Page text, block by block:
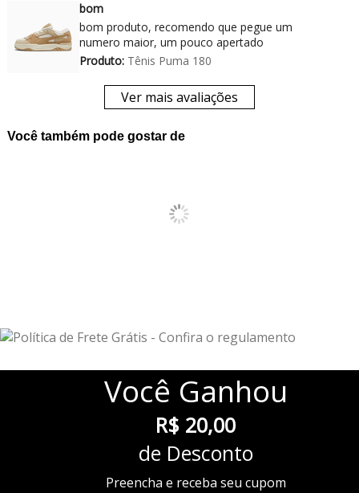
bom
bom produto, recomendo que pegue um
numero maior, um pouco apertado
Produto:Tênis Puma 180
Ver mais avaliações
Você também pode gostar de
Você Ganhou
R$ 20,00
de Desconto
Preencha e receba seu cupom